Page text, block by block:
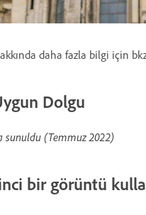
daha fazla bilgi için
Dolgu
sunuldu (Temmuz 2022)
bir görüntü